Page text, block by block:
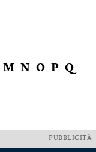
M N O P Q
PUBBLICITÀ